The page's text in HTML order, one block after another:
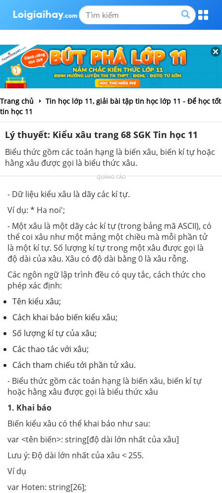
Trang chủ
Tin học lớp 11, giải bài tập tin học lớp 11 - Để học tốt
tin học 11
Lý thuyết: Kiểu xâu trang 68 SGK Tin học 11
Biểu thức gồm các toán hạng là biến xâu, biến kí tự hoặc
hằng xâu được gọi là biểu thức xâu.
QUẢNG CÁO
- Dữ liệu kiểu xâu là dãy các kí tự.
Ví dụ: * Ha noi';
- Một xâu là một dãy các kí tự (trong bảng mã ASCII), có
thể coi xâu như một mảng một chiều mà mỗi phần tử
là một kí tự. Số lượng kí tự trong một xâu được gọi là
độ dài của xâu. Xâu có độ dài bằng 0 là xâu rỗng.
Các ngôn ngữ lập trình đều có quy tắc, cách thức cho
phép xác định:
Tên kiểu xâu;
Cách khai báo biến kiểu xâu;
Số lượng kí tự của xâu;
Các thao tác với xâu;
Cách tham chiếu tới phần tử xâu.
- Biểu thức gồm các toán hạng là biến xâu, biến kí tự
hoặc hằng xâu được gọi là biểu thức xâu
1. Khai báo
Biến kiểu xâu có thể khai báo như sau:
var <tên biến>: string[độ dài lớn nhất của xâu]
Lưu ý: Độ dài lớn nhất của xâu < 255.
Ví dụ
var Hoten: string[26];